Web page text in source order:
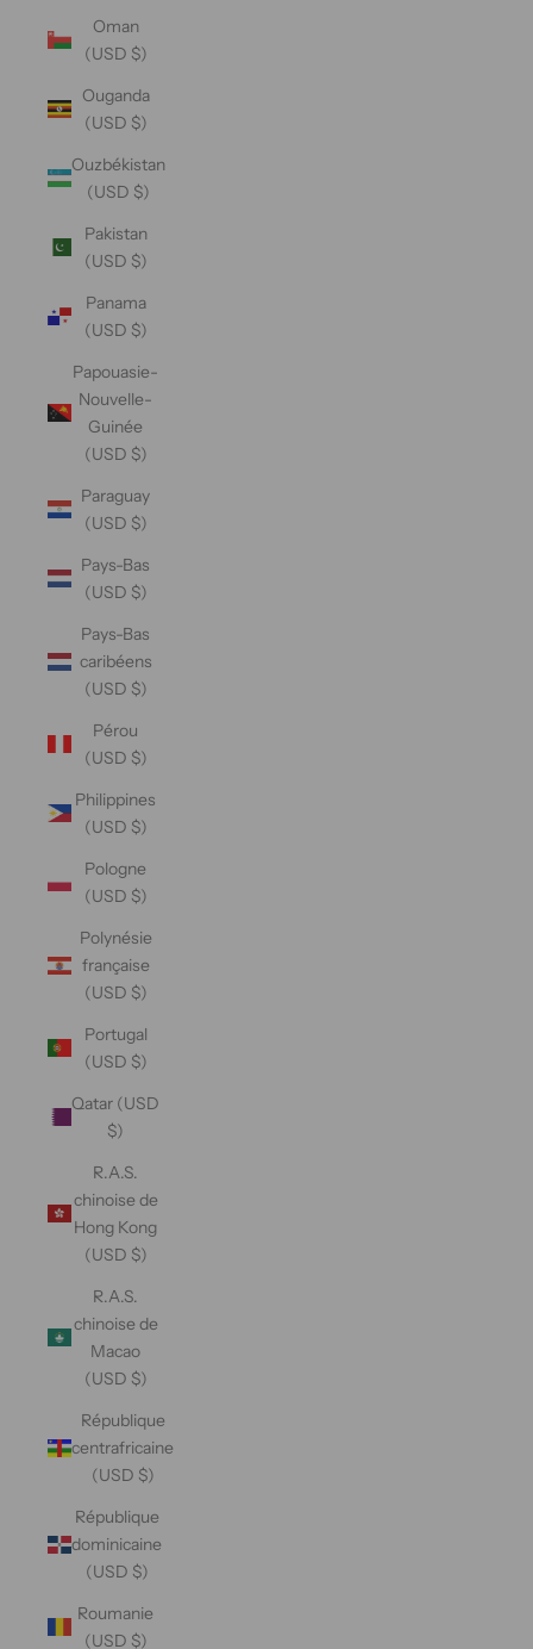
Oman
(USD $)
Ouganda
(USD $)
Ouzbékistan
(USD $)
Pakistan
(USD $)
Panama
(USD $)
Papouasie-
Nouvelle-
Guinée
(USD $)
Paraguay
(USD $)
Pays-Bas
(USD $)
Pays-Bas
caribéens
(USD $)
Pérou
(USD $)
Philippines
(USD $)
Pologne
(USD $)
Polynésie
française
(USD $)
Portugal
(USD $)
Qatar (USD
$)
R.A.S.
chinoise de
Hong Kong
(USD $)
R.A.S.
chinoise de
Macao
(USD $)
République
centrafricaine
(USD $)
République
dominicaine
(USD $)
Roumanie
(USD $)